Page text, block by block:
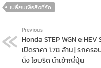
เปลี่ยนเพื่อสิ่งที่รัก
Previous
Honda STEP WGN e:HEV
เปิดราคา 1.78 ล้าน | รถคร
นั่ง ไฮบริด นำเข้าญี่ปุ่น